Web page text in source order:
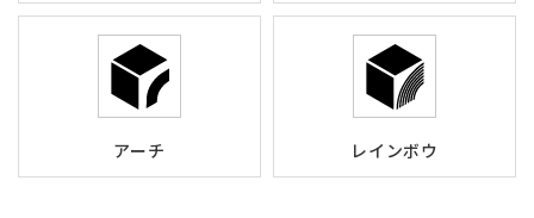
アーチ レインボウ